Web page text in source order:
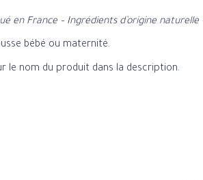
en France – Ingrédients d’origine naturelle
bébé ou maternité.
le nom du produit dans la description.